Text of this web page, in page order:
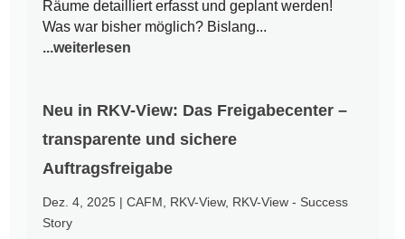
Räume detailliert erfasst und geplant werden!
Was war bisher möglich? Bislang...
...weiterlesen
Neu in RKV-View: Das Freigabecenter –
transparente und sichere
Auftragsfreigabe
Dez. 4, 2025 |CAFM RKV-View, RKV-View - Success
Story